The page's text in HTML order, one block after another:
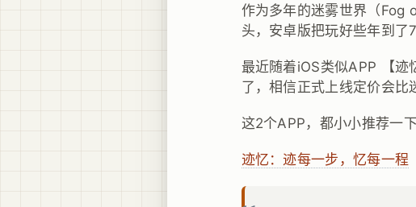
作为多年的迷雾世界（Fog
头，安卓版把玩好些年到
最近随着iOS类似APP 【迹
了，相信正式上线定价会比
这2个APP，都小小推荐一下
迹忆：迹每一步，忆每一程